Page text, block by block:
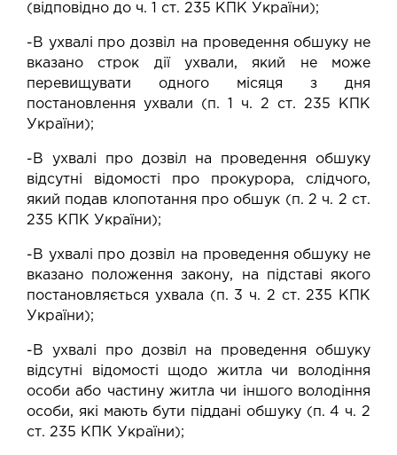
(відповідно до ч. 1 ст. 235 КПК України);
-В ухвалі про дозвіл на проведення обшуку не
вказано строк дії ухвали, який не може
перевищувати одного місяця з дня
постановлення ухвали (п. 1 ч. 2 ст. 235 КПК
України);
-В ухвалі про дозвіл на проведення обшуку
відсутні відомості про прокурора, слідчого,
який подав клопотання про обшук (п. 2 ч. 2 ст.
235 КПК України);
-В ухвалі про дозвіл на проведення обшуку не
вказано положення закону, на підставі якого
постановляється ухвала (п. 3 ч. 2 ст. 235 КПК
України);
-В ухвалі про дозвіл на проведення обшуку
відсутні відомості щодо житла чи володіння
особи або частину житла чи іншого володіння
особи, які мають бути піддані обшуку (п. 4 ч. 2
ст. 235 КПК України);